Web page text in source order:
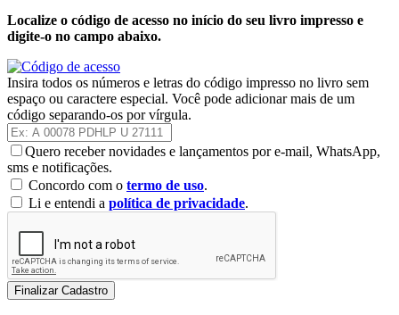
Localize o código de acesso no início do seu livro impresso e
digite-o no campo abaixo.
Insira todos os números e letras do código impresso no livro sem
espaço ou caractere especial. Você pode adicionar mais de um
código separando-os por vírgula.
Quero receber novidades e lançamentos por e-mail, WhatsApp,
sms e notificações.
Concordo com o termo de uso.
Li e entendi a política de privacidade.